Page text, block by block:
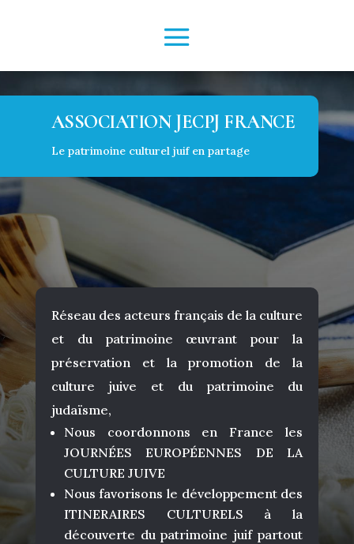
ASSOCIATION JECPJ FRANCE
Le patrimoine culturel juif en partage
Réseau des acteurs français de la culture
et du patrimoine œuvrant pour la
préservation et la promotion de la
culture juive et du patrimoine du
judaïsme,
Nous coordonnons en France les
JOURNÉES EUROPÉENNES DE LA
CULTURE JUIVE
Nous favorisons le développement des
ITINERAIRES CULTURELS à la
découverte du patrimoine juif partout